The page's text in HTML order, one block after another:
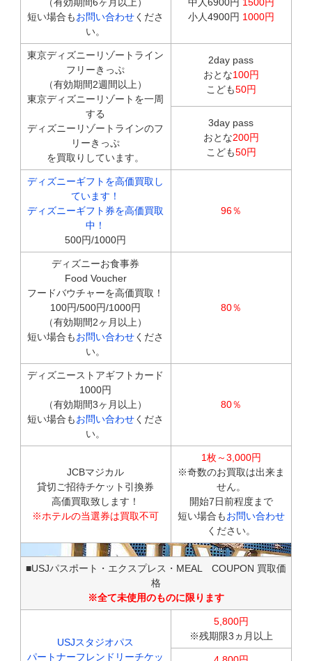
短い場合もお問い合わせくださ
い。
小人4900円 1000円
東京ディズニーリゾートライン
フリーきっぷ
（有効期間2週間以上）
東京ディズニーリゾートを一周
する
ディズニーリゾートラインのフ
リーきっぷ
を買取りしています。
2day pass
おとな100円
こども50円
3day pass
おとな200円
こども50円
ディズニーギフトを高価買取し
ています！
ディズニーギフト券を高価買取
中！
500円/1000円
96％
ディズニーお食事券
Food Voucher
フードバウチャーを高価買取！
100円/500円/1000円
（有効期間2ヶ月以上）
短い場合もお問い合わせくださ
い。
80％
ディズニーストアギフトカード
1000円
（有効期間3ヶ月以上）
短い場合もお問い合わせくださ
い。
80％
JCBマジカル
貸切ご招待チケット引換券
高価買取致します！
※ホテルの当選券は買取不可
1枚～3,000円
※奇数のお買取は出来ま
せん。
開始7日前程度まで
短い場合もお問い合わせ
ください。
■USJパスポート・エクスプレス・MEAL COUPON 買取価
格
※全て未使用のものに限ります
USJスタジオパス
パートナーフレンドリーチケッ
5,800円
※残期限3ヵ月以上